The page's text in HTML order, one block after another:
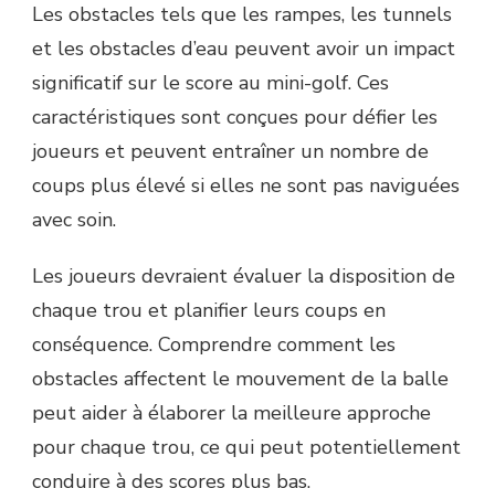
Les obstacles tels que les rampes, les tunnels
et les obstacles d’eau peuvent avoir un impact
significatif sur le score au mini-golf. Ces
caractéristiques sont conçues pour défier les
joueurs et peuvent entraîner un nombre de
coups plus élevé si elles ne sont pas naviguées
avec soin.
Les joueurs devraient évaluer la disposition de
chaque trou et planifier leurs coups en
conséquence. Comprendre comment les
obstacles affectent le mouvement de la balle
peut aider à élaborer la meilleure approche
pour chaque trou, ce qui peut potentiellement
conduire à des scores plus bas.